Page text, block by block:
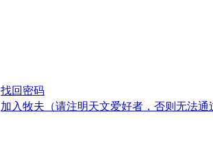
找回密码
加入牧夫（请注明天文爱好者，否则无法通